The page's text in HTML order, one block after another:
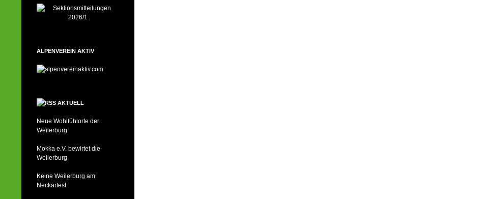
ALPENVEREIN AKTIV
AKTUELL
Neue Wohlfühlorte der
Weilerburg
Mokka e.V. bewirtet die
Weilerburg
Keine Weilerburg am
Neckarfest